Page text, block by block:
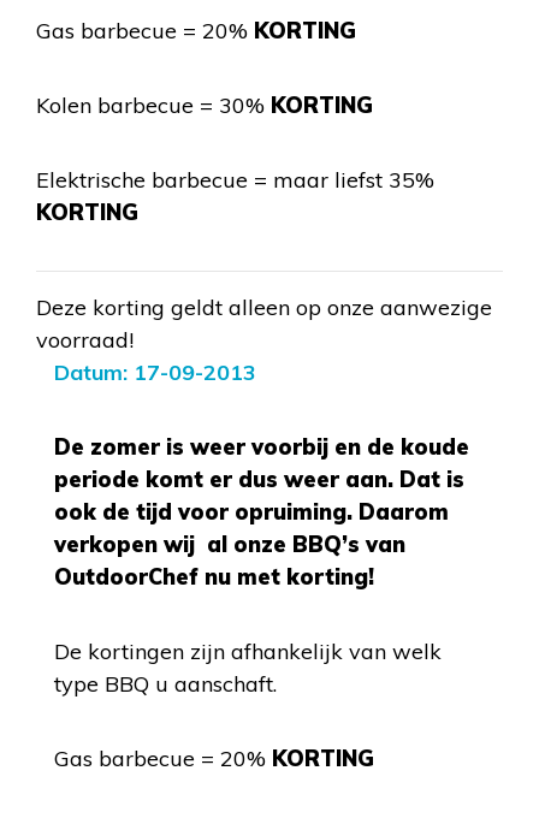
Gas barbecue = 20% KORTING
Kolen barbecue = 30% KORTING
Elektrische barbecue = maar liefst 35%
KORTING
Deze korting geldt alleen op onze aanwezige
voorraad!
Datum: 17-09-2013
De zomer is weer voorbij en de koude
periode komt er dus weer aan. Dat is
ook de tijd voor opruiming. Daarom
verkopen wij al onze BBQ’s van
OutdoorChef nu met korting!
De kortingen zijn afhankelijk van welk
type BBQ u aanschaft.
Gas barbecue = 20% KORTING